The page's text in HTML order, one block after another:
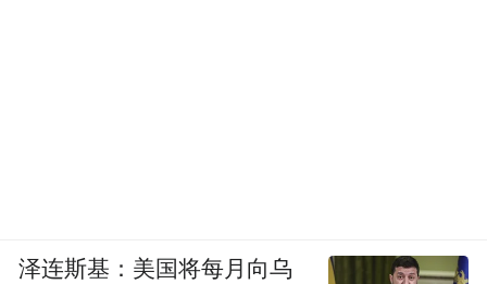
泽连斯基：美国将每月向乌